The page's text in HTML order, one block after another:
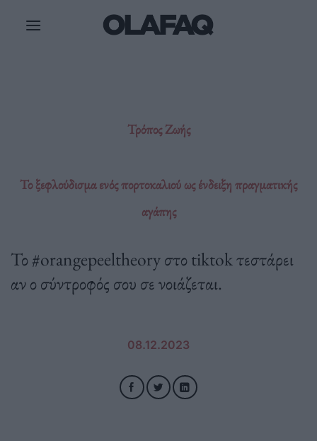
Τρόπος Ζωής
Το ξεφλούδισμα ενός πορτοκαλιού ως ένδειξη πραγματικής
αγάπης
Το #orangepeeltheory στο tiktok τεστάρει
αν ο σύντροφός σου σε νοιάζεται.
08.12.2023